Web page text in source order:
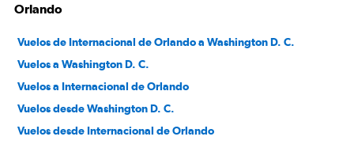
Orlando
Vuelos de Internacional de Orlando a Washington D. C.
Vuelos a Washington D. C.
Vuelos a Internacional de Orlando
Vuelos desde Washington D. C.
Vuelos desde Internacional de Orlando